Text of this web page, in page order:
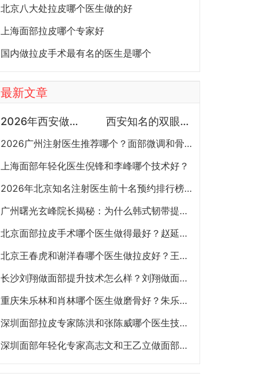
北京八大处拉皮哪个医生做的好
上海面部拉皮哪个专家好
国内做拉皮手术最有名的医生是哪个
最新文章
2026年西安做鼻子专家预约排行榜TOP5：曾熬、霍玉旺、房志强、蒋立、刘宝军哪个更好？ 西安知名的双眼皮医生都有谁？宋蔚、张沙沙、韩钰博、王璇、张文军谁做双眼皮更好？
2026广州注射医生推荐哪个？面部微调和骨相注射陈超越、赵江辉、张少伟、曾东、玄峰、邓咏谁好？
上海面部年轻化医生倪锋和李峰哪个技术好？
2026年北京知名注射医生前十名预约排行榜大全 擅长面部抗衰、皮贴骨、面部轮廓的注射医生哪个最好？
广州曙光玄峰院长揭秘：为什么韩式韧带提升能避免面部臃肿？
北京面部拉皮手术哪个医生做得最好？赵延勇、杜太超、王春虎、袁强谁做提升好？
北京王春虎和谢洋春哪个医生做拉皮好？王春虎和谢洋春面部提升谁技术更好？
长沙刘翔做面部提升技术怎么样？刘翔做面部提升多少钱？
重庆朱乐林和肖林哪个医生做磨骨好？朱乐林和肖林磨骨改脸型预约电话
深圳面部拉皮专家陈洪和张陈威哪个医生技术好？陈洪和张陈威面部提升谁好？
深圳面部年轻化专家高志文和王乙立做面部提升哪个技术好？高志文和王乙立预约咨询电话